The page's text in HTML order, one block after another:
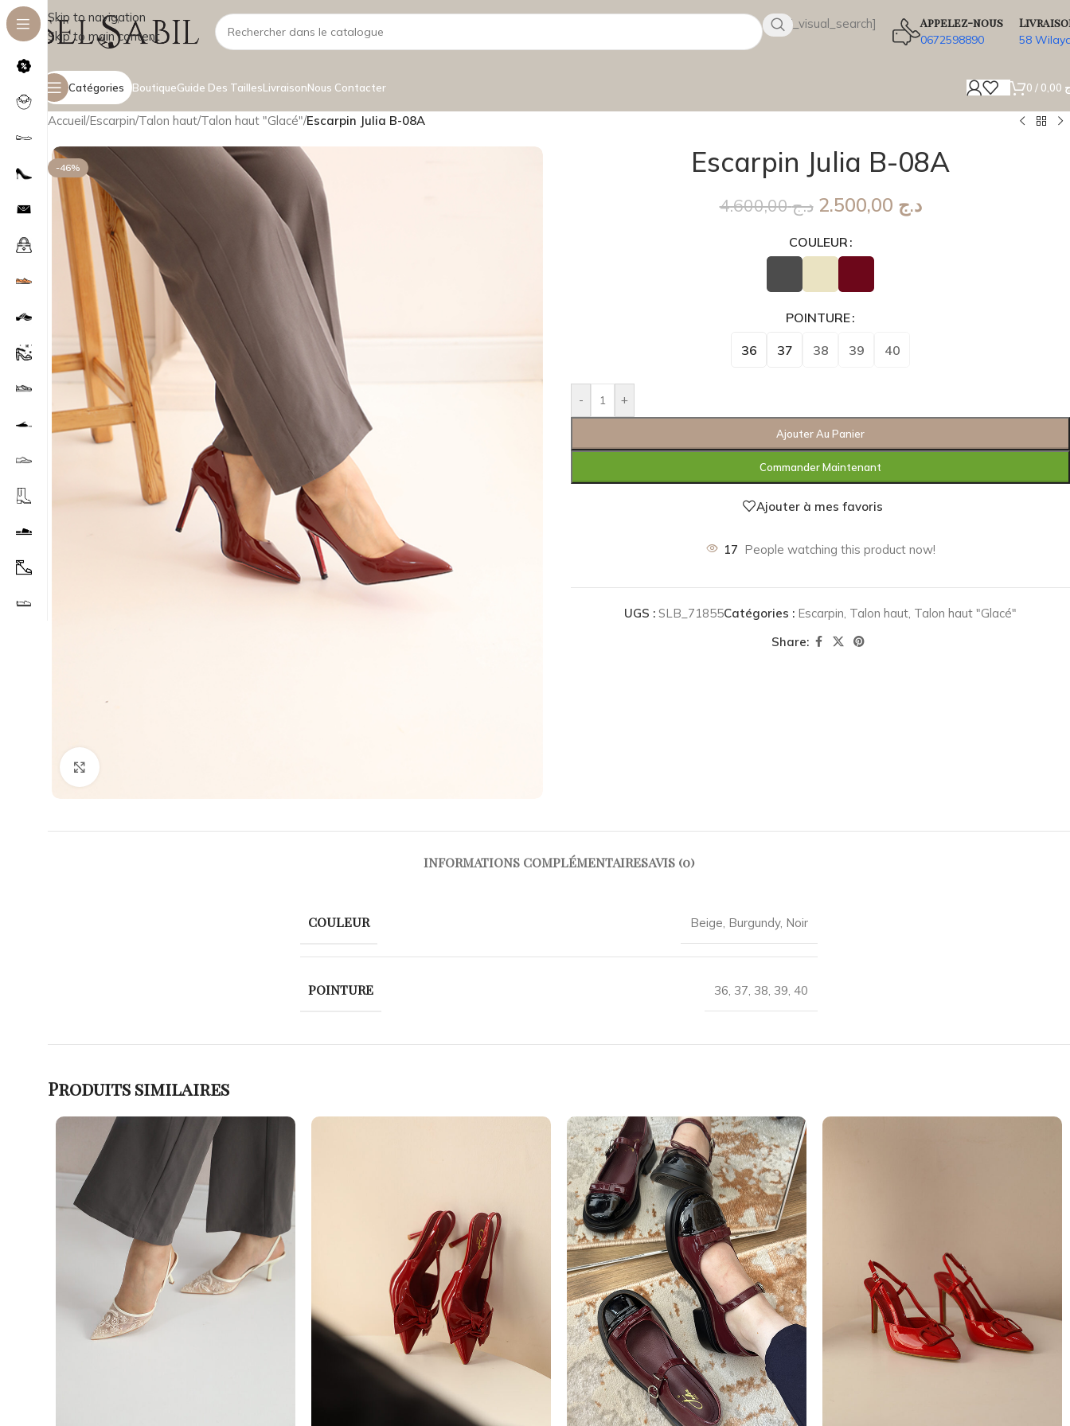
Skip to navigation
Skip to main content
[wsbi_visual_search] Appelez-nous
0672598890 58
Catégories BoutiqueGuide Des TaillesLivraisonNous Contacter 0 /
Accueil/Escarpin/Talon haut/Talon haut "Glacé"/Escarpin Julia B-08A
-46% Escarpin Julia B-08A
د.ج4.600,00 د.ج
COULEUR
POINTURE
36 37 38 39 40
- +
Ajouter Au Panier
Commander Maintenant
Ajouter à mes favoris
17 People watching this product now!
UGS : SLB_71855Catégories : Escarpin, Talon haut, Talon haut "Glacé"
Share:
INFORMATIONS COMPLÉMENTAIRESAVIS (0)
COULEUR Beige, Burgundy, Noir
POINTURE 36, 37, 38, 39, 40
Produits similaires